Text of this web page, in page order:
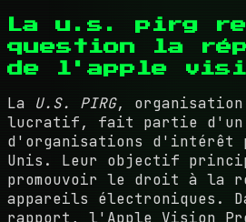
La u.s. pirg
question la
de l'apple
La U.S. PIRG,
lucratif, fait partie d'un
d'organisations d'intérêt
Unis. Leur objectif
promouvoir le droit à la
appareils électroniques.
rapport, l'Apple Vision